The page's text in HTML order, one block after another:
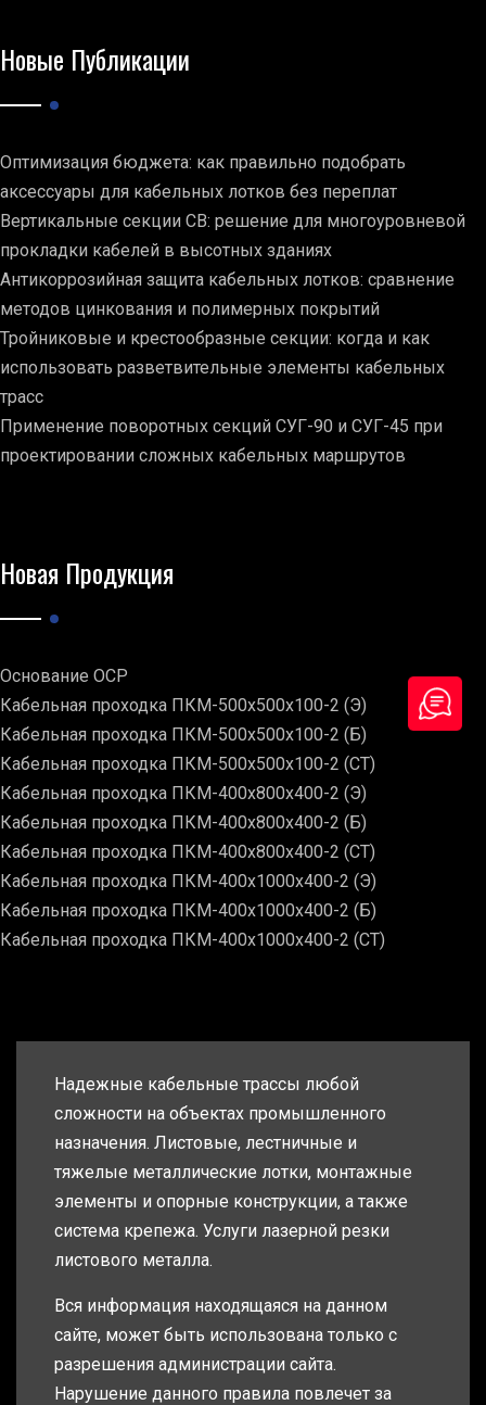
Новые Публикации
Оптимизация бюджета: как правильно подобрать
аксессуары для кабельных лотков без переплат
Вертикальные секции СВ: решение для многоуровневой
прокладки кабелей в высотных зданиях
Антикоррозийная защита кабельных лотков: сравнение
методов цинкования и полимерных покрытий
Тройниковые и крестообразные секции: когда и как
использовать разветвительные элементы кабельных
трасс
Применение поворотных секций СУГ-90 и СУГ-45 при
проектировании сложных кабельных маршрутов
Новая Продукция
Основание ОСР
Кабельная проходка ПКМ-500х500х100-2 (Э)
Кабельная проходка ПКМ-500х500х100-2 (Б)
Кабельная проходка ПКМ-500х500х100-2 (СТ)
Кабельная проходка ПКМ-400х800х400-2 (Э)
Кабельная проходка ПКМ-400х800х400-2 (Б)
Кабельная проходка ПКМ-400х800х400-2 (СТ)
Кабельная проходка ПКМ-400х1000х400-2 (Э)
Кабельная проходка ПКМ-400х1000х400-2 (Б)
Кабельная проходка ПКМ-400х1000х400-2 (СТ)
Надежные кабельные трассы любой
сложности на объектах промышленного
назначения. Листовые, лестничные и
тяжелые металлические лотки, монтажные
элементы и опорные конструкции, а также
система крепежа. Услуги лазерной резки
листового металла.
Вся информация находящаяся на данном
сайте, может быть использована только с
разрешения администрации сайта.
Нарушение данного правила повлечет за